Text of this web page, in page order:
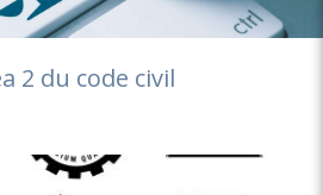
2 du code civil